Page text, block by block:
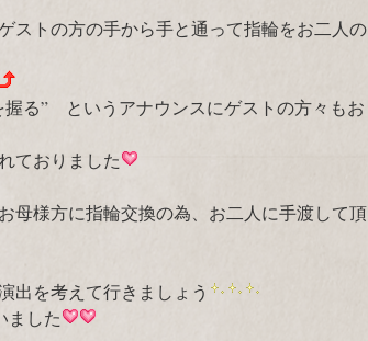
ストの方の手から手と通って指輪をお二人の
る” というアナウンスにゲストの方々もお
ておりました
母様方に指輪交換の為、お二人に手渡して頂
出を考えて行きましょう
ました